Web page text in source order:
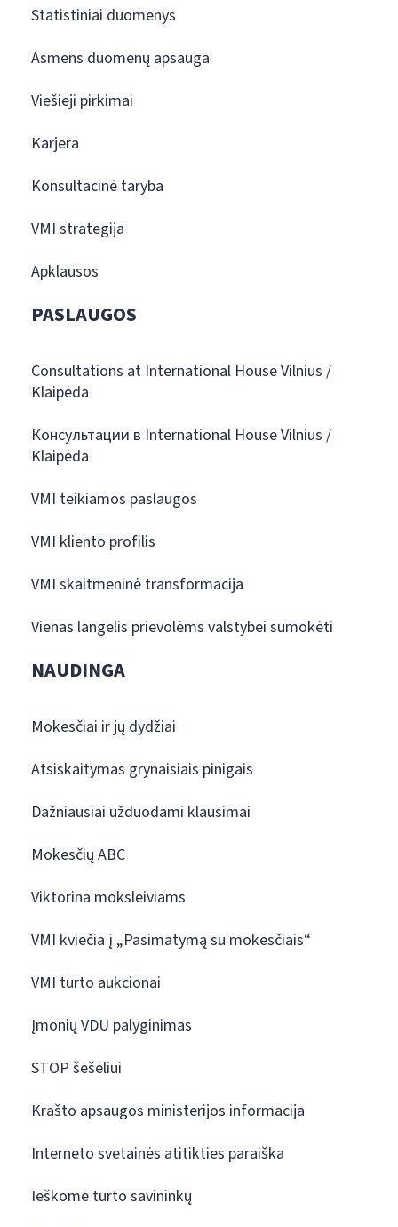
Statistiniai duomenys
Asmens duomenų apsauga
Viešieji pirkimai
Karjera
Konsultacinė taryba
VMI strategija
Apklausos
PASLAUGOS
Consultations at International House Vilnius /
Klaipėda
Консультации в International House Vilnius /
Klaipėda
VMI teikiamos paslaugos
VMI kliento profilis
VMI skaitmeninė transformacija
Vienas langelis prievolėms valstybei sumokėti
NAUDINGA
Mokesčiai ir jų dydžiai
Atsiskaitymas grynaisiais pinigais
Dažniausiai užduodami klausimai
Mokesčių ABC
Viktorina moksleiviams
VMI kviečia į „Pasimatymą su mokesčiais“
VMI turto aukcionai
Įmonių VDU palyginimas
STOP šešėliui
Krašto apsaugos ministerijos informacija
Interneto svetainės atitikties paraiška
Ieškome turto savininkų